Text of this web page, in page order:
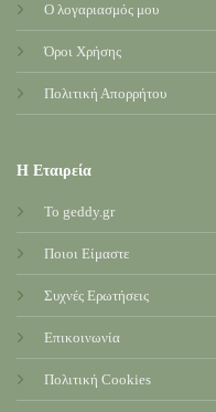
Ο λογαριασμός μου
Όροι Χρήσης
Πολιτική Απορρήτου
Η Εταιρεία
Το geddy.gr
Ποιοι Είμαστε
Συχνές Ερωτήσεις
Επικοινωνία
Πολιτική Cookies